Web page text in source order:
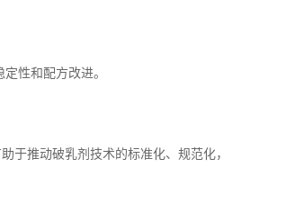
性和配方改进。
于推动破乳剂技术的标准化、规范化，